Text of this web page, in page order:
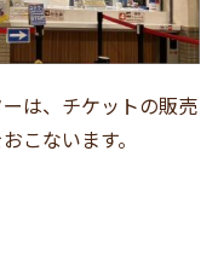
は、チケットの販売
こないます。